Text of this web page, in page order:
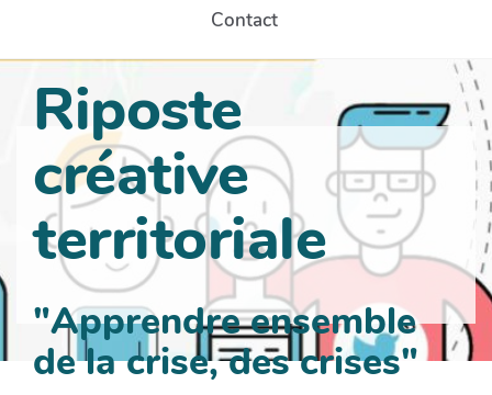
Contact
Riposte
créative
territoriale
"Apprendre ensemble
de la crise, des crises"